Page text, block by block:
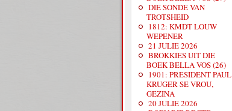
DIE SONDE VAN
TROTSHEID
1812: KMDT LOUW
WEPENER
21 JULIE 2026
BROKKIES UIT DIE
BOEK BELLA VOS (26)
1901: PRESIDENT PAUL
KRUGER SE VROU,
GEZINA
20 JULIE 2026